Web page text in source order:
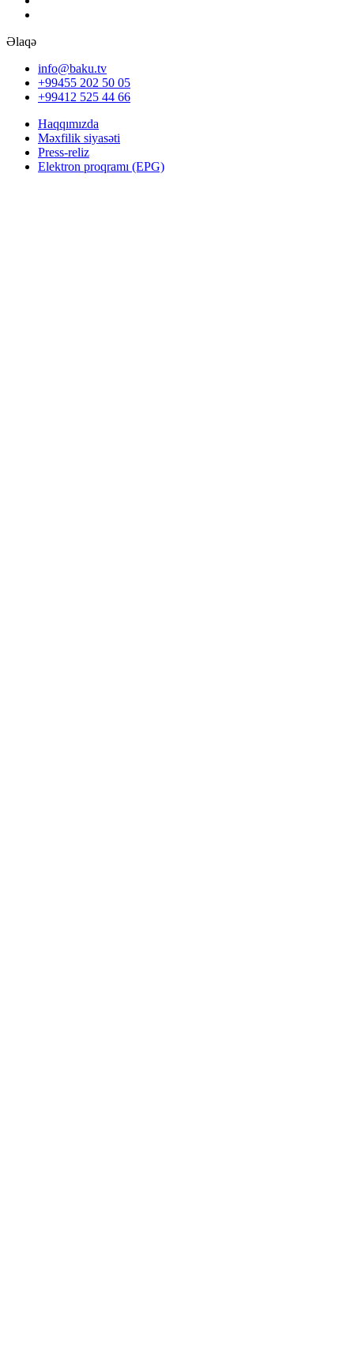
Əlaqə
info@baku.tv
+99455 202 50 05
+99412 525 44 66
Haqqımızda
Məxfilik siyasəti
Press-reliz
Elektron proqramı (EPG)